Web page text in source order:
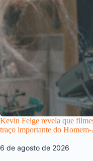
Kevin Feige revela que
traço importante do
6 de agosto de 2026